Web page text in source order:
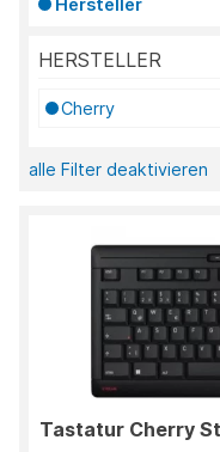
Hersteller
HERSTELLER
Cherry
alle Filter deaktivieren
Tastatur Cherry